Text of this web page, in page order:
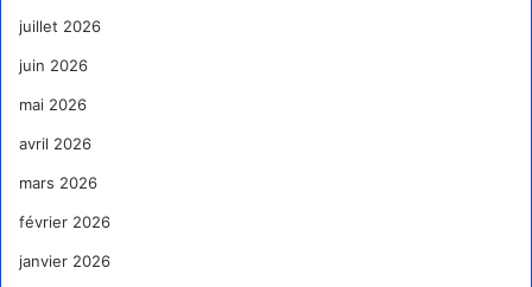
juillet 2026
juin 2026
mai 2026
avril 2026
mars 2026
février 2026
janvier 2026